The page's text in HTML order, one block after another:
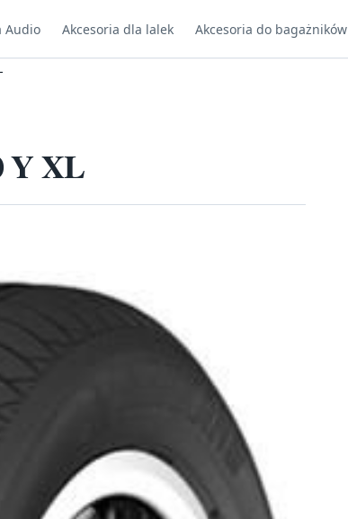
Audio Akcesoria dla lalek Akcesoria do bagażników
Y XL